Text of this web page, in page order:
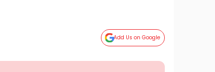
Add Us on Google